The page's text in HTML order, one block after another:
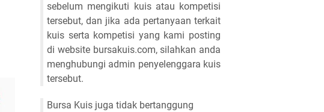
sebelum mengikuti kuis atau kompetisi
tersebut, dan jika ada pertanyaan terkait
kuis serta kompetisi yang kami posting
di website bursakuis.com, silahkan anda
menghubungi admin penyelenggara kuis
tersebut.
Bursa Kuis juga tidak bertanggung